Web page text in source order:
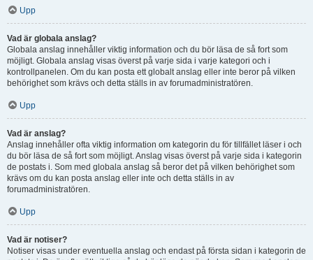
Upp
Vad är globala anslag?
Globala anslag innehåller viktig information och du bör läsa de så fort som
möjligt. Globala anslag visas överst på varje sida i varje kategori och i
kontrollpanelen. Om du kan posta ett globalt anslag eller inte beror på vilken
behörighet som krävs och detta ställs in av forumadministratören.
Upp
Vad är anslag?
Anslag innehåller ofta viktig information om kategorin du för tillfället läser i och
du bör läsa de så fort som möjligt. Anslag visas överst på varje sida i kategorin
de postats i. Som med globala anslag så beror det på vilken behörighet som
krävs om du kan posta anslag eller inte och detta ställs in av
forumadministratören.
Upp
Vad är notiser?
Notiser visas under eventuella anslag och endast på första sidan i kategorin de